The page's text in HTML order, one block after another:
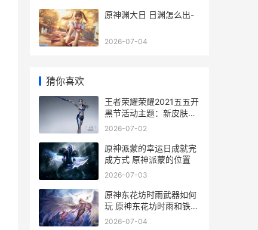
原神渊大日 日渊怎么出-
2026-07-04
猜你喜欢
王者荣耀荣耀2021五五开
黑节活动主题：新皮肤
+神奇商店+珍宝阁+返场
2026-07-02
原神派蒙的幸运日成就完
成方式 原神派蒙的位置
2026-07-03
原神东花坊时雨武器如何
玩 原神东花坊时雨和铁蜂
刺哪个更适合久岐忍
2026-07-04